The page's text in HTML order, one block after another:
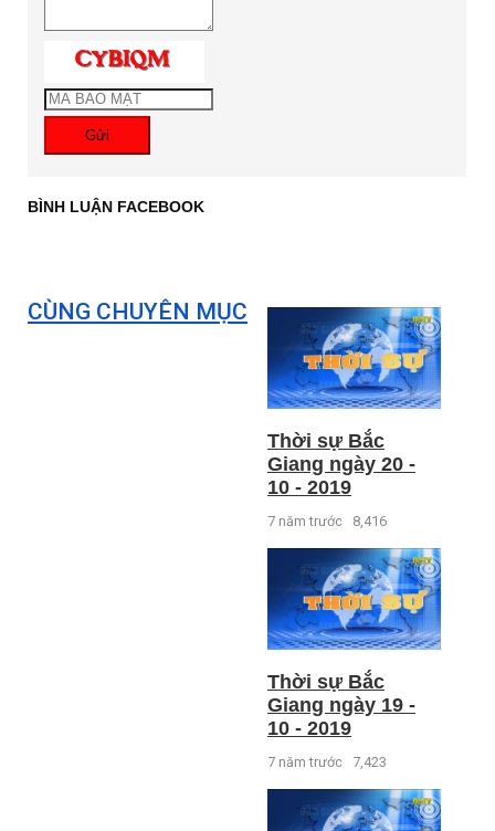
Gửi
BÌNH LUẬN FACEBOOK
CÙNG CHUYÊN MỤC
Thời sự Bắc
Giang ngày 20 -
10 - 2019
7 năm trước 8,416
Thời sự Bắc
Giang ngày 19 -
10 - 2019
7 năm trước 7,423